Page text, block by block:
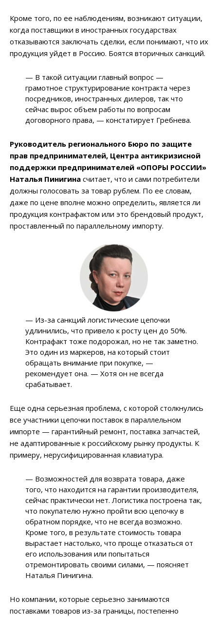
Кроме того, по ее наблюдениям, возникают ситуации,
когда поставщики в иностранных государствах
отказываются заключать сделки, если понимают, что их
продукция уйдет в Россию. Боятся вторичных санкций.
— В такой ситуации главный вопрос —
грамотное структурирование контракта через
посредников, иностранных дилеров, так что
сейчас вырос объем работы по вопросам
договорного права, — констатирует Гребнева.
Руководитель регионального Бюро по защите
прав предпринимателей, Центра антикризисной
поддержки предпринимателей «ОПОРЫ РОССИИ»
Наталья Пинигина считает, что и сами потребители
должны голосовать за товар рублем. По ее словам,
даже по цене вполне можно определить, является ли
продукция контрафактом или это брендовый продукт,
проставленный по параллельному импорту.
— Из-за санкций логистические цепочки
удлинились, что привело к росту цен до 50%.
Контрафакт тоже подорожал, но не так заметно.
Это один из маркеров, на который стоит
обращать внимание при покупке, —
рекомендует она. — Хотя он не всегда
срабатывает.
Еще одна серьезная проблема, с которой столкнулись
все участники цепочки поставок в параллельном
импорте — гарантийный ремонт, поставка запчастей,
не адаптированные к российскому рынку продукты. К
примеру, нерусифицированная клавиатура.
— Возможностей для возврата товара, даже
того, что находится на гарантии производителя,
сейчас практически нет. Логистика построена так,
что покупателю нужно пройти всю цепочку в
обратном порядке, что не всегда возможно.
Кроме того, в результате стоимость товара
вырастает настолько, что проще отказаться от
его использования или попытаться
отремонтировать своими силами, — поясняет
Наталья Пинигина.
Но компании, которые серьезно занимаются
поставками товаров из-за границы, постепенно